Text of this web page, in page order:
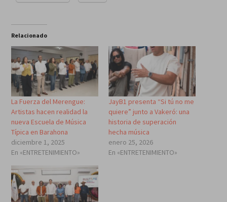
Relacionado
La Fuerza del Merengue:
Artistas hacen realidad la
nueva Escuela de Música
Típica en Barahona
diciembre 1, 2025
En «ENTRETENIMIENTO»
JayB1 presenta “Si tú no me
quiere” junto a Vakeró: una
historia de superación
hecha música
enero 25, 2026
En «ENTRETENIMIENTO»